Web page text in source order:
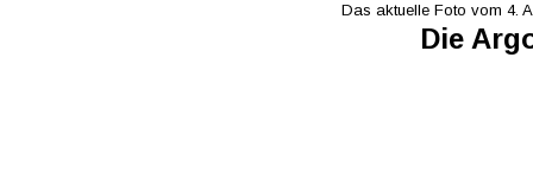
Das aktuelle Foto vom 4.
Die